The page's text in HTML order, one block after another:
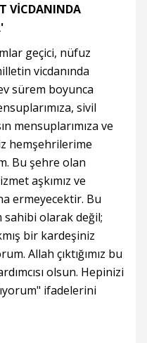
VİCDANINDA
geçici, nüfuz
vicdanında
sürem boyunca
sivil
mensuplarımıza ve
hemşehrilerime
Bu şehre olan
aşkımız ve
ermeyecektir. Bu
sahibi olarak değil;
bir kardeşiniz
Allah çıktığımız bu
olsun. Hepinizi
ifadelerini